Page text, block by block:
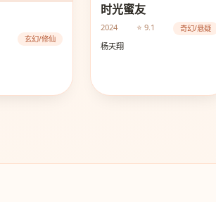
玄幻/修仙
时光蜜友
2024 ⭐ 9.1 奇幻/悬疑
杨天翔